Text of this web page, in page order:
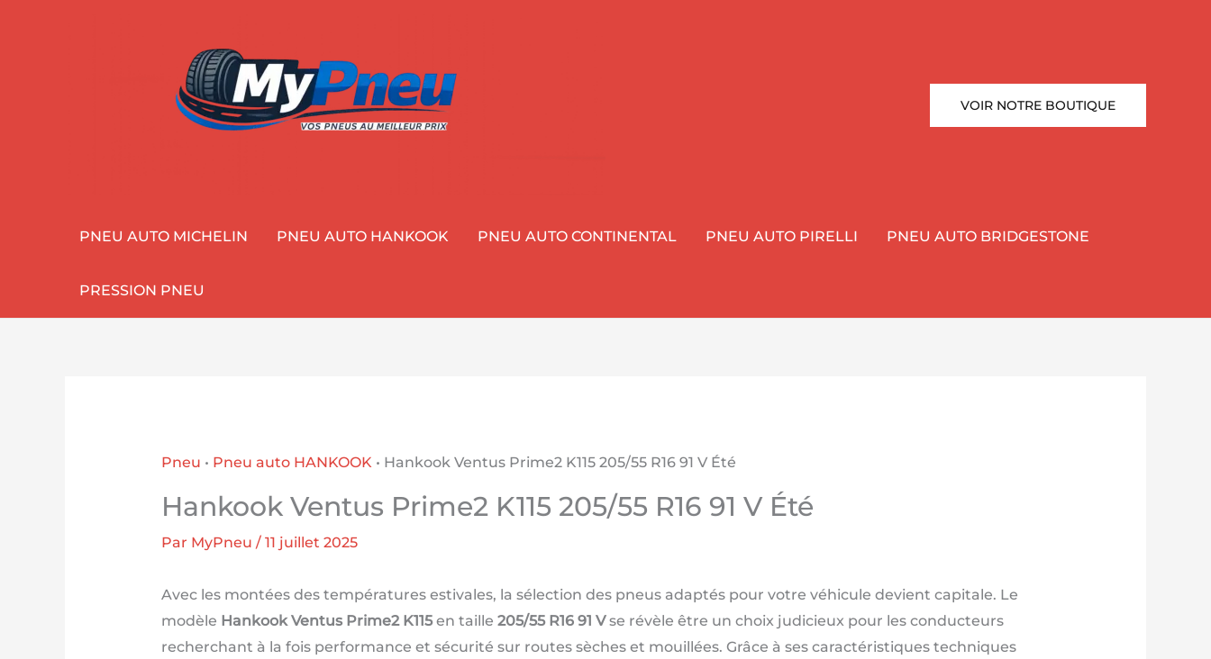
VOIR NOTRE BOUTIQUE
PNEU AUTO MICHELIN PNEU AUTO HANKOOK PNEU AUTO CONTINENTAL PNEU AUTO PIRELLI PNEU AUTO BRIDGESTONE
PRESSION PNEU
Pneu • Pneu auto HANKOOK• Hankook Ventus Prime2 K115 205/55 R16 91 V Été
Hankook Ventus Prime2 K115 205/55 R16 91 V Été
Par MyPneu / 11 juillet 2025
Avec les montées des températures estivales, la sélection des pneus adaptés pour votre véhicule devient capitale. Le
modèle Hankook Ventus Prime2 K115en taille 205/55 R16 91 Vse révèle être un choix judicieux pour les conducteurs
recherchant à la fois performance et sécurité sur routes sèches et mouillées. Grâce à ses caractéristiques techniques